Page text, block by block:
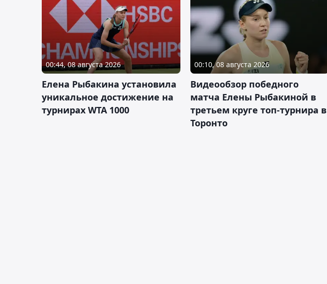
00:44, 08 августа 2026
Елена Рыбакина установила
уникальное достижение на
турнирах WTA 1000
00:10, 08 августа 2026
Видеообзор победного
матча Елены Рыбакиной в
третьем круге топ-турнира в
Торонто